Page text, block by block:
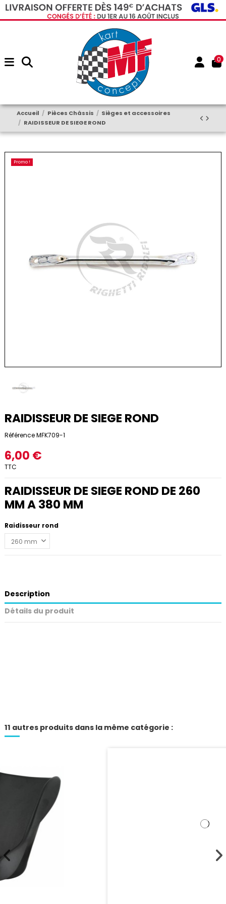
0
Accueil Pièces Châssis
Sièges et accessoires
RAIDISSEUR DE SIEGE ROND
Promo !
RAIDISSEUR DE SIEGE ROND
RéférenceMFK709-1
6,00 €
TTC
RAIDISSEUR DE SIEGE ROND DE 260
MM A 380 MM
Raidisseur rond
Description
Détails du produit
11 autres produits dans la même catégorie :